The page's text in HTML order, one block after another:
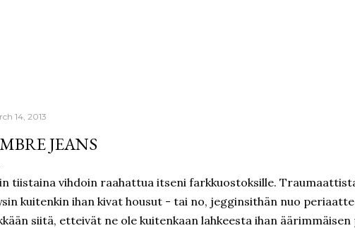
14, 2013
JEANS
tiistaina vihdoin raahattua itseni farkkuostoksille.
kuitenkin ihan kivat housut - tai no, jegginsithän nuo
siitä, etteivät ne ole kuitenkaan lahkeesta ihan äärimmäisen